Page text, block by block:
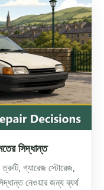
সিদ্ধান্ত
গ্যারেজ স্টোরেজ,
নেওয়ার জন্য ব্যর্থ